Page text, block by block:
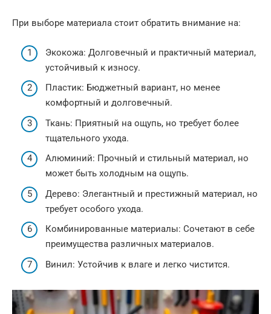
При выборе материала стоит обратить внимание на:
Экокожа: Долговечный и практичный материал,
устойчивый к износу.
Пластик: Бюджетный вариант, но менее
комфортный и долговечный.
Ткань: Приятный на ощупь, но требует более
тщательного ухода.
Алюминий: Прочный и стильный материал, но
может быть холодным на ощупь.
Дерево: Элегантный и престижный материал, но
требует особого ухода.
Комбинированные материалы: Сочетают в себе
преимущества различных материалов.
Винил: Устойчив к влаге и легко чистится.